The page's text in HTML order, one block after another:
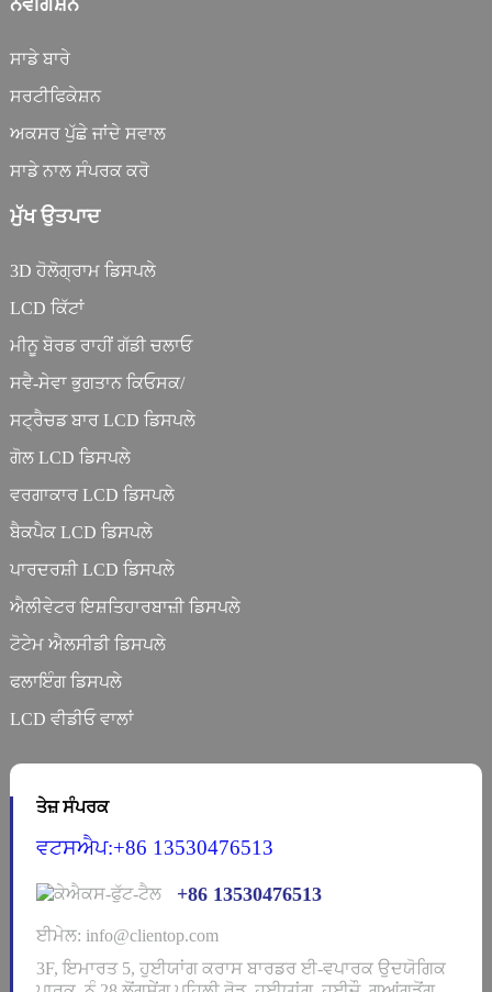
ਸਾਡੇ ਬਾਰੇ
ਸਰਟੀਫਿਕੇਸ਼ਨ
ਅਕਸਰ ਪੁੱਛੇ ਜਾਂਦੇ ਸਵਾਲ
ਸਾਡੇ ਨਾਲ ਸੰਪਰਕ ਕਰੋ
ਮੁੱਖ ਉਤਪਾਦ
3D ਹੋਲੋਗ੍ਰਾਮ ਡਿਸਪਲੇ
LCD ਕਿੱਟਾਂ
ਮੀਨੂ ਬੋਰਡ ਰਾਹੀਂ ਗੱਡੀ ਚਲਾਓ
ਸਵੈ-ਸੇਵਾ ਭੁਗਤਾਨ ਕਿਓਸਕ/
ਸਟ੍ਰੈਚਡ ਬਾਰ LCD ਡਿਸਪਲੇ
ਗੋਲ LCD ਡਿਸਪਲੇ
ਵਰਗਾਕਾਰ LCD ਡਿਸਪਲੇ
ਬੈਕਪੈਕ LCD ਡਿਸਪਲੇ
ਪਾਰਦਰਸ਼ੀ LCD ਡਿਸਪਲੇ
ਐਲੀਵੇਟਰ ਇਸ਼ਤਿਹਾਰਬਾਜ਼ੀ ਡਿਸਪਲੇ
ਟੋਟੇਮ ਐਲਸੀਡੀ ਡਿਸਪਲੇ
ਫਲਾਇੰਗ ਡਿਸਪਲੇ
LCD ਵੀਡੀਓ ਵਾਲਾਂ
ਤੇਜ਼ ਸੰਪਰਕ
ਵਟਸਐਪ:+86 13530476513
+86 13530476513
ਈਮੇਲ: info@clientop.com
3F, ਇਮਾਰਤ 5, ਹੁਈਯਾਂਗ ਕਰਾਸ ਬਾਰਡਰ ਈ-ਵਪਾਰਕ ਉਦਯੋਗਿਕ